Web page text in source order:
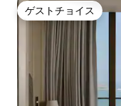
ゲストチョイス
ゲストチョイス